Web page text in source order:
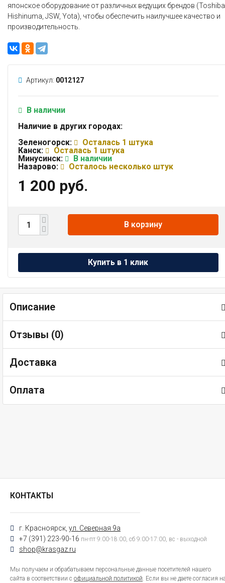
японское оборудование от различных ведущих брендов
Hishinuma, JSW, Yota), чтобы обеспечить наилучшее качество и
производительность.
Артикул: 0012127
В наличии
Наличие в других городах:
Зеленогорск:
Осталась 1 штука
Канск:
Осталась 1 штука
Минусинск:
В наличии
Назарово:
Осталось несколько штук
1 200 руб.
В корзину
Описание
Отзывы (0)
Доставка
Оплата
КОНТАКТЫ
г. Красноярск, ул. Северная 9а
+7 (391) 223-90-16 пн-пт 9:00-18:00, сб 9:00-17:00, вс - выходной
shop@krasgaz.ru
Мы получаем и обрабатываем персональные данные посетителей нашего
сайта в соответствии с официальной политикой. Если вы не даете согласия